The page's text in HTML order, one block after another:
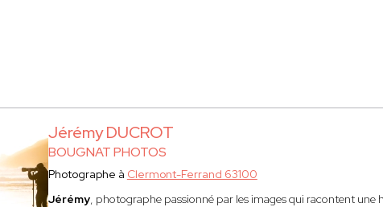
Jérémy DUCROT
BOUGNAT PHOTOS
Photographe à Clermont-Ferrand 63100
Jérémy, photographe passionné par les images qui racontent une